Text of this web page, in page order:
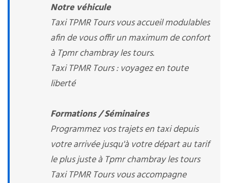
Notre véhicule
Taxi TPMR Tours vous accueil modulables
afin de vous offir un maximum de confort
à Tpmr chambray les tours.
Taxi TPMR Tours : voyagez en toute
liberté
Formations / Séminaires
Programmez vos trajets en taxi depuis
votre arrivée jusqu'à votre départ au tarif
le plus juste à Tpmr chambray les tours
Taxi TPMR Tours vous accompagne